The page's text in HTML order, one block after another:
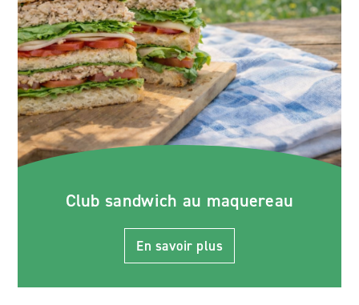
Club sandwich au maquereau
En savoir plus